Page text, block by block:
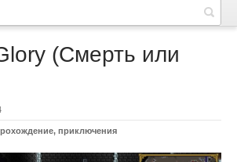
(Смерть или
приключения